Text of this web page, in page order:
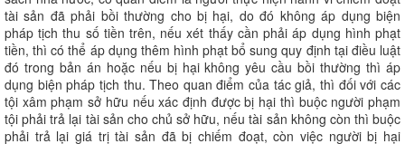
tài sản đã phải bồi thường cho bị hại, do đó không áp dụng biện
pháp tịch thu số tiền trên, nếu xét thấy cần phải áp dụng hình phạt
tiền, thì có thể áp dụng thêm hình phạt bổ sung quy định tại điều luật
đó trong bản án hoặc nếu bị hại không yêu cầu bồi thường thì áp
dụng biện pháp tịch thu. Theo quan điểm của tác giả, thì đối với các
tội xâm phạm sở hữu nếu xác định được bị hại thì buộc người phạm
tội phải trả lại tài sản cho chủ sở hữu, nếu tài sản không còn thì buộc
phải trả lại giá trị tài sản đã bị chiếm đoạt, còn việc người bị hại